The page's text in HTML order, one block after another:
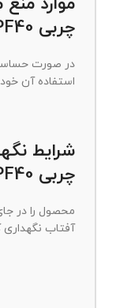
چربی SPF40 آقایان سان سیف
در صورت
استفاده آن
شرایط
چربی SPF40 آقایان سان سیف
محصول را در
آفتاب نگهداری